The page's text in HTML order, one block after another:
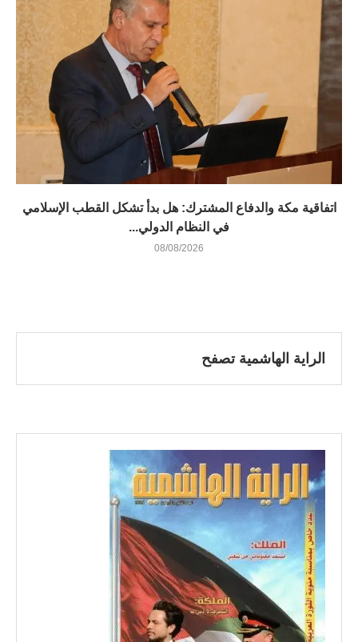
اتفاقية مكة والدفاع المشترك: هل بدأ تشكل القطب الإسلامي
في النظام الدولي...
08/08/2026
الراية الهاشمية تصفح